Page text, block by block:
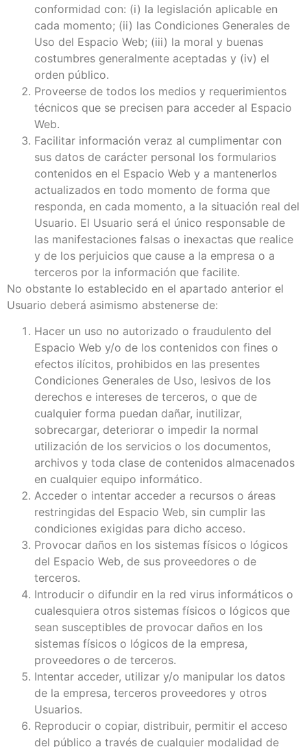
conformidad con: (i) la legislación aplicable en
cada momento; (ii) las Condiciones Generales de
Uso del Espacio Web; (iii) la moral y buenas
costumbres generalmente aceptadas y (iv) el
orden público.
Proveerse de todos los medios y requerimientos
técnicos que se precisen para acceder al Espacio
Web.
Facilitar información veraz al cumplimentar con
sus datos de carácter personal los formularios
contenidos en el Espacio Web y a mantenerlos
actualizados en todo momento de forma que
responda, en cada momento, a la situación real del
Usuario. El Usuario será el único responsable de
las manifestaciones falsas o inexactas que realice
y de los perjuicios que cause a la empresa o a
terceros por la información que facilite.
No obstante lo establecido en el apartado anterior el
Usuario deberá asimismo abstenerse de:
Hacer un uso no autorizado o fraudulento del
Espacio Web y/o de los contenidos con fines o
efectos ilícitos, prohibidos en las presentes
Condiciones Generales de Uso, lesivos de los
derechos e intereses de terceros, o que de
cualquier forma puedan dañar, inutilizar,
sobrecargar, deteriorar o impedir la normal
utilización de los servicios o los documentos,
archivos y toda clase de contenidos almacenados
en cualquier equipo informático.
Acceder o intentar acceder a recursos o áreas
restringidas del Espacio Web, sin cumplir las
condiciones exigidas para dicho acceso.
Provocar daños en los sistemas físicos o lógicos
del Espacio Web, de sus proveedores o de
terceros.
Introducir o difundir en la red virus informáticos o
cualesquiera otros sistemas físicos o lógicos que
sean susceptibles de provocar daños en los
sistemas físicos o lógicos de la empresa,
proveedores o de terceros.
Intentar acceder, utilizar y/o manipular los datos
de la empresa, terceros proveedores y otros
Usuarios.
Reproducir o copiar, distribuir, permitir el acceso
del público a través de cualquier modalidad de